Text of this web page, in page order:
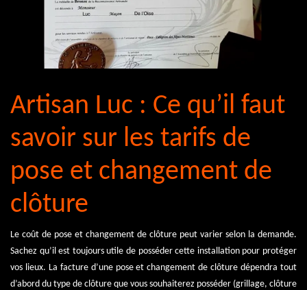
Artisan Luc : Ce qu’il faut
savoir sur les tarifs de
pose et changement de
clôture
Le coût de pose et changement de clôture peut varier selon la demande.
Sachez qu’il est toujours utile de posséder cette installation pour protéger
vos lieux. La facture d’une pose et changement de clôture dépendra tout
d’abord du type de clôture que vous souhaiterez posséder (grillage, clôture